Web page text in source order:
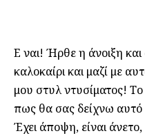
Ε ναι! Ήρθε η άνοιξη και
καλοκαίρι και μαζί με
μου στυλ ντυσίματος!
πως θα σας δείχνω αυτό
Έχει άποψη, είναι